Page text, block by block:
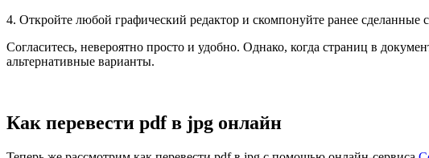
4. Откройте любой графический редактор и скомпонуйте ранее сделанные
Согласитесь, невероятно просто и удобно. Однако, когда страниц в
альтернативные варианты.
Как перевести pdf в jpg онлайн